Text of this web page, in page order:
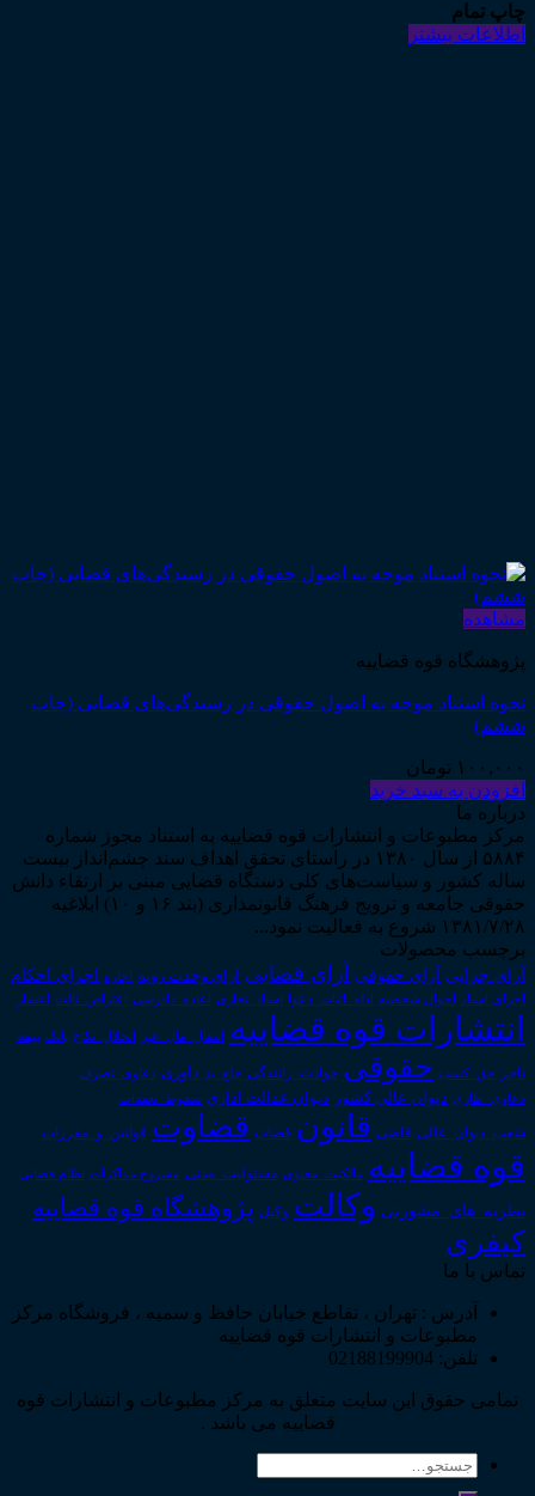
چاپ تمام
اطلاعات بیشتر
مشاهده
پژوهشگاه قوه قضاییه
نحوه استناد موجه به اصول حقوقی در رسیدگی‌های قضایی (چاپ
ششم)
۱۰۰,۰۰۰ تومان
افزودن به سبد خرید
درباره ما
مرکز مطبوعات و انتشارات قوه قضاییه به استناد مجوز شماره
۵۸۸۴ از سال ۱۳۸۰ در راستای تحقق اهداف سند چشم‌انداز بیست
ساله کشور و سیاست‌های کلی دستگاه قضایی مبنی بر ارتقاء دانش
حقوقی جامعه و ترویج فرهنگ قانونمداری (بند ۱۶ و ۱۰) ابلاغیه
۱۳۸۱/۷/۲۸ شروع به فعالیت نمود...
برچسب محصولات
آرای جزایی آرای حقوقی آرای قضایی آرای وحدت رویه اجاره اجرای احکام
اجرای اسناد احوال شخصیه ادله_اثبات_دعوا اسناد_تجاری اعاده_دادرسی اعتراض_ثالث اعسار
انتشارات قوه قضاییه انتقال_مال_غیر انحلال_نکاح بانک بیمه
تاجر حق_کسب حقوقی حوادث_رانندگی خلع_ید داوری دعاوی_تصرف
دعاوی_طاری دیوان عالی کشور دیوان عدالت اداری سقوط_تعهدات
شعب_دیوان_عالی قاضی قانون قضات قضاوت قوانین_و_مقررات
قوه قضاییه مالکیت_معنوی مسئولیت_مدنی مشروح مذاکرات نظام قضایی
نظریه_های_مشورتی وکالت وکیل پژوهشگاه قوه قضاییه
کیفری
تماس با ما
آدرس : تهران ، تقاطع خیابان حافظ و سمیه ، فروشگاه مرکز
مطبوعات و انتشارات قوه قضاییه
تلفن: 02188199904
تمامی حقوق این سایت متعلق به مرکز مطبوعات و انتشارات قوه
قضاییه می باشد .
جستجو